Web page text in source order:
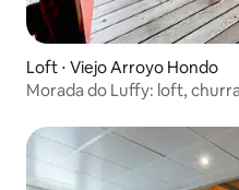
Loft ⋅ Viejo Arroyo Hondo
Morada do Luffy: loft,